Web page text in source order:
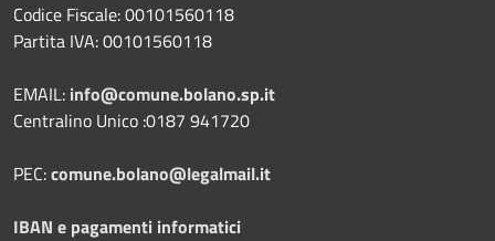
Codice Fiscale: 00101560118
Partita IVA: 00101560118
EMAIL: info@comune.bolano.sp.it
Centralino Unico :0187 941720
PEC:comune.bolano@legalmail.it
IBAN e pagamenti informatici